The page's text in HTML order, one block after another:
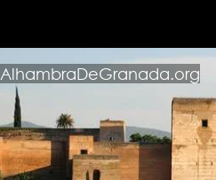
AlhambraDeGranada.org